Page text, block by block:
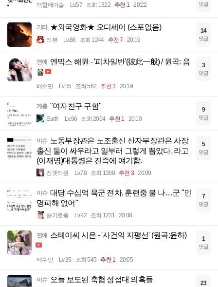
백합에이슬 Lv.57 조회 1322 추천 1 20:22 댓글
기타 ★외국영화★ 오디세이 (스포없음)
리뷰 Lv.86 조회 1244 추천 7 20:19
14
댓글
연예 엔믹스 해원 - '피차일반'(彼此一般) / 원곡: 음
율
배수민 Lv.35 조회 562 추천 1 20:19
3
댓글
계층 "여자친구 구함"
Earth Lv.96 조회 2054 추천 1 20:10
9
댓글
이슈 노동부장관은 노조출신 산자부장관은 사장
출신 둘이 싸우라고 일부러 그렇게 뽑았다. 라고
(이재명)대통령은 진즉에 얘기함.
진겟타원 Lv.70 조회 1398 추천 3 20:09
5
댓글
이슈 대당 수십억 육군 전차, 훈련중 불 나…군 "인
명피해 없어"
슬기로움 Lv.92 조회 1231 20:08
7
댓글
연예 스테이씨 시은 - '사건의 지평선' (원곡:윤하)
배수민 Lv.35 조회 545 추천 1 20:05
1
댓글
이슈 오늘 보도된 축협 성접대 의혹들 23